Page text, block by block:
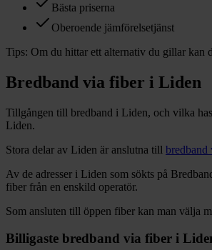
Bästa priserna
Oberoende jämförelsetjänst
Tips: Om du hittar ett alternativ du gillar kan
Bredband via fiber i Liden
Tillgången till bredband i Liden, och vilka
Liden.
Stora delar av Liden är anslutna till bredband
Av de adresser i Liden som sökts på
fiber från en enskild operatör.
Som ansluten till öppen fiber kan man välja
Billigaste bredband via fiber i